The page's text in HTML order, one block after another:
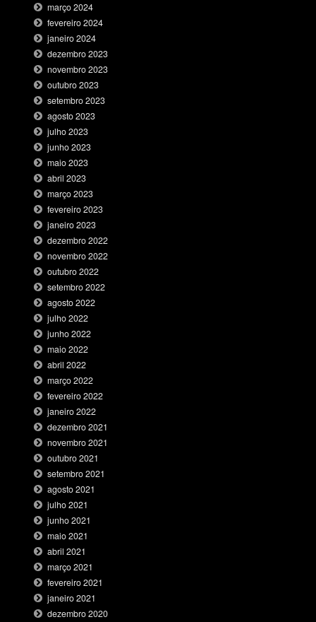
março 2024
fevereiro 2024
janeiro 2024
dezembro 2023
novembro 2023
outubro 2023
setembro 2023
agosto 2023
julho 2023
junho 2023
maio 2023
abril 2023
março 2023
fevereiro 2023
janeiro 2023
dezembro 2022
novembro 2022
outubro 2022
setembro 2022
agosto 2022
julho 2022
junho 2022
maio 2022
abril 2022
março 2022
fevereiro 2022
janeiro 2022
dezembro 2021
novembro 2021
outubro 2021
setembro 2021
agosto 2021
julho 2021
junho 2021
maio 2021
abril 2021
março 2021
fevereiro 2021
janeiro 2021
dezembro 2020